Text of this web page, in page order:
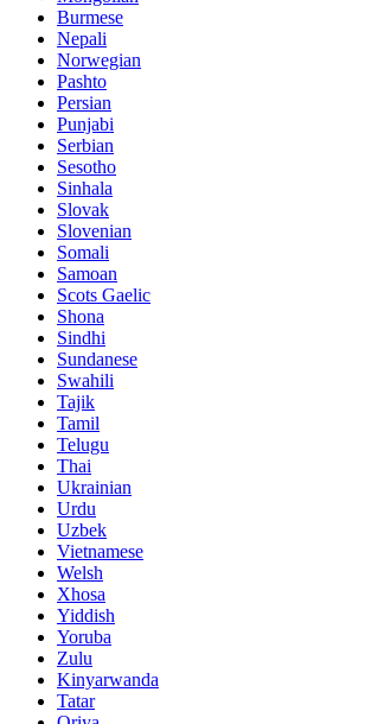
Burmese
Nepali
Norwegian
Pashto
Persian
Punjabi
Serbian
Sesotho
Sinhala
Slovak
Slovenian
Somali
Samoan
Scots Gaelic
Shona
Sindhi
Sundanese
Swahili
Tajik
Tamil
Telugu
Thai
Ukrainian
Urdu
Uzbek
Vietnamese
Welsh
Xhosa
Yiddish
Yoruba
Zulu
Kinyarwanda
Tatar